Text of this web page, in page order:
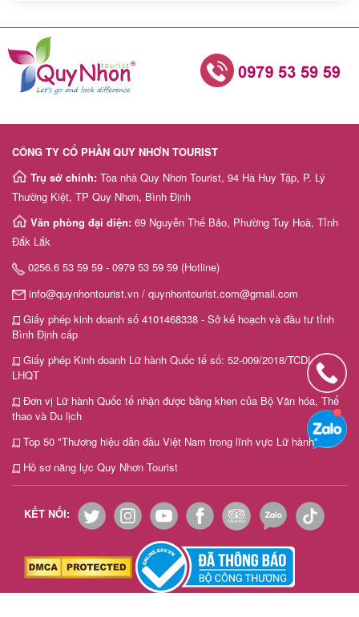
mới còn hoang sơ với nhiều bãi biển đẹp trong xanh
nên chắc chắn sẽ là 1 hành trình trải nghiệm thú vị
của du khách phương xa.
CÔNG TY CỔ PHẦN QUY NHƠN TOURIST
Trụ sở chính: Tòa nhà Quy Nhơn Tourist, 94 Hà Huy Tập, P. Lý
Thường Kiệt, TP Quy Nhơn, Bình Định
Văn phòng đại diện: 69 Nguyễn Thế Bảo, Phường Tuy Hoà, Tỉnh
Đắk Lắk
0256.6 53 59 59 - 0979 53 59 59 (Hotline)
info@quynhontourist.vn / quynhontourist.com@gmail.com
Giấy phép kinh doanh số 4101468338 - Sở kế hoạch và đầu tư tỉnh
Bình Định cấp
Giấy phép Kinh doanh Lữ hành Quốc tế số: 52-009/2018/TCDL-GP
LHQT
Đơn vị Lữ hành Quốc tế nhận được bằng khen của Bộ Văn hóa, Thể
thao và Du lịch
Top 50 "Thương hiệu dẫn đầu Việt Nam trong lĩnh vực Lữ hành"
Hồ sơ năng lực Quy Nhơn Tourist
KẾT NỐI: